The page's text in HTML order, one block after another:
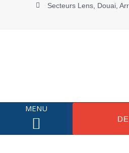
Secteurs Lens, Douai,
MENU